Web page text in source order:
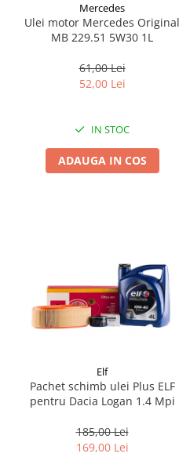
Mercedes
Ulei motor Mercedes Original
MB 229.51 5W30 1L
61,00 Lei
52,00 Lei
IN STOC
ADAUGA IN COS
Elf
Pachet schimb ulei Plus ELF
pentru Dacia Logan 1.4 Mpi
185,00 Lei
169,00 Lei